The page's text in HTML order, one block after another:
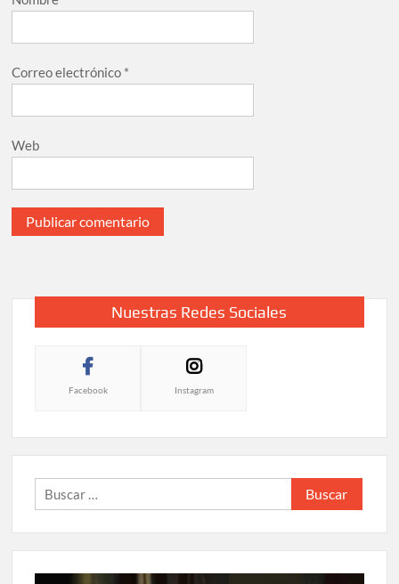
Correo electrónico *
Web
Nuestras Redes Sociales
Facebook Instagram